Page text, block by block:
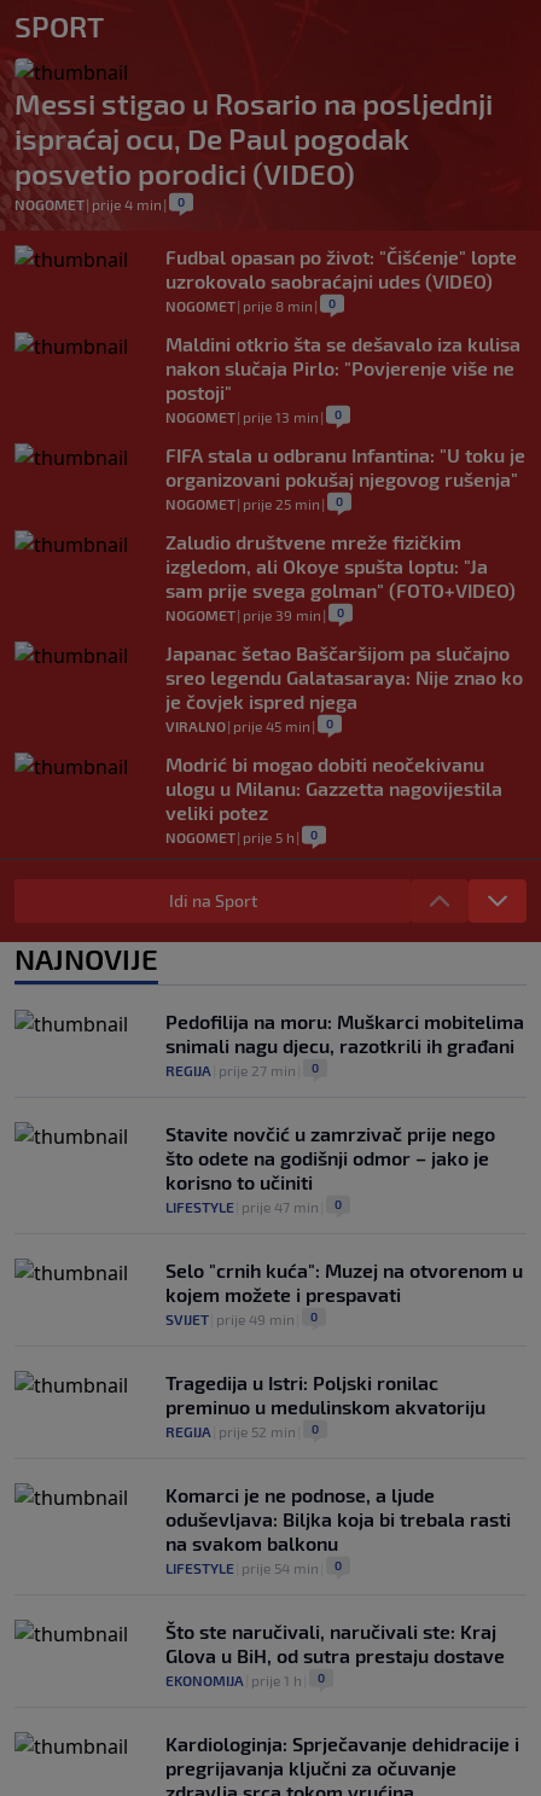
SPORT
Messi stigao u Rosario na posljednji
ispraćaj ocu, De Paul pogodak
posvetio porodici (VIDEO)
NOGOMET| prije 4 min | 0
Fudbal opasan po život: "Čišćenje" lopte
uzrokovalo saobraćajni udes (VIDEO)
NOGOMET| prije 8 min | 0
Maldini otkrio šta se dešavalo iza kulisa
nakon slučaja Pirlo: "Povjerenje više ne
postoji"
NOGOMET| prije 13 min | 0
FIFA stala u odbranu Infantina: "U toku je
organizovani pokušaj njegovog rušenja"
NOGOMET| prije 25 min | 0
Zaludio društvene mreže fizičkim
izgledom, ali Okoye spušta loptu: "Ja
sam prije svega golman" (FOTO+VIDEO)
NOGOMET| prije 39 min | 0
Japanac šetao Baščaršijom pa slučajno
sreo legendu Galatasaraya: Nije znao ko
je čovjek ispred njega
VIRALNO| prije 45 min | 0
Modrić bi mogao dobiti neočekivanu
ulogu u Milanu: Gazzetta nagovijestila
veliki potez
NOGOMET| prije 5 h | 0
"Peković je imao 140 kila, nisam mogao
to da ga pitam": Luda priča NBA zvijezde,
0
odnosa prema Brownu: "Nikada ih nismo
gledali ovakve"
prije 6 h | 0
Idi na Sport
NAJNOVIJE
Pedofilija na moru: Muškarci mobitelima
snimali nagu djecu, razotkrili ih građani
REGIJA prije 27 min 0
Stavite novčić u zamrzivač prije nego
što odete na godišnji odmor – jako je
korisno to učiniti
LIFESTYLE prije 47 min 0
Selo "crnih kuća": Muzej na otvorenom u
kojem možete i prespavati
SVIJET prije 49 min 0
Tragedija u Istri: Poljski ronilac
preminuo u medulinskom akvatoriju
REGIJA prije 52 min 0
Komarci je ne podnose, a ljude
oduševljava: Biljka koja bi trebala rasti
na svakom balkonu
LIFESTYLE prije 54 min 0
Što ste naručivali, naručivali ste: Kraj
Glova u BiH, od sutra prestaju dostave
EKONOMIJA prije 1 h 0
Kardiologinja: Sprječavanje dehidracije i
pregrijavanja ključni za očuvanje